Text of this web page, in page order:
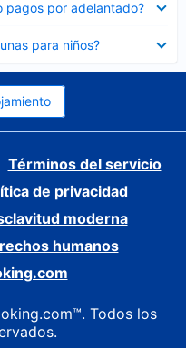
pagos por adelantado?
para niños?
Términos del servicio
de privacidad
moderna
humanos
Todos los